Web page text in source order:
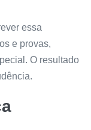
essa
e provas,
O resultado